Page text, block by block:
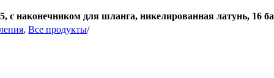
с наконечником для шланга, никелированная латунь, 16
,Все продукты/